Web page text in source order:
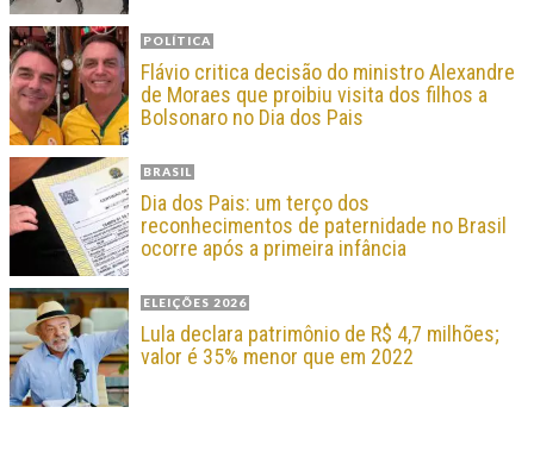
POLÍTICA
Flávio critica decisão do ministro Alexandre
de Moraes que proibiu visita dos filhos a
Bolsonaro no Dia dos Pais
BRASIL
Dia dos Pais: um terço dos
reconhecimentos de paternidade no Brasil
ocorre após a primeira infância
ELEIÇÕES 2026
Lula declara patrimônio de R$ 4,7 milhões;
valor é 35% menor que em 2022